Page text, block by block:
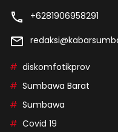
+6281906958291
diskomfotikprov
Sumbawa Barat
Sumbawa
Covid 19